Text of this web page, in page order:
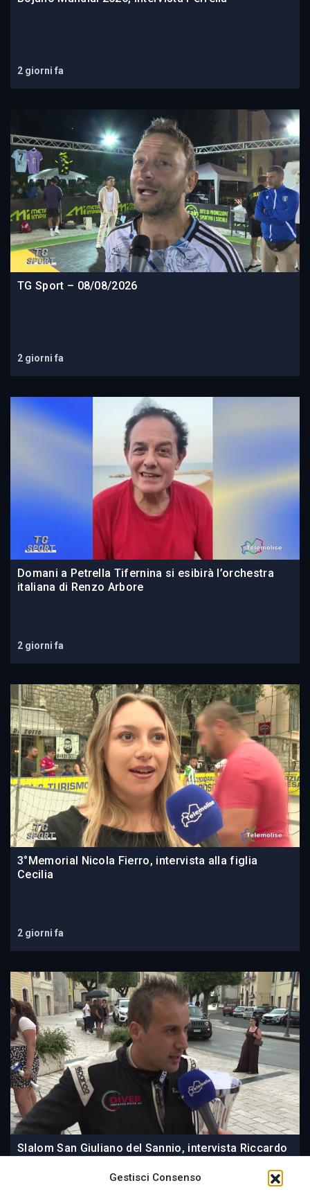
Gestisci Consenso
2 giorni fa
TG Sport – 08/08/2026
2 giorni fa
Domani a Petrella Tifernina si esibirà l’orchestra
italiana di Renzo Arbore
2 giorni fa
3°Memorial Nicola Fierro, intervista alla figlia
Cecilia
2 giorni fa
Slalom San Giuliano del Sannio, intervista Riccardo